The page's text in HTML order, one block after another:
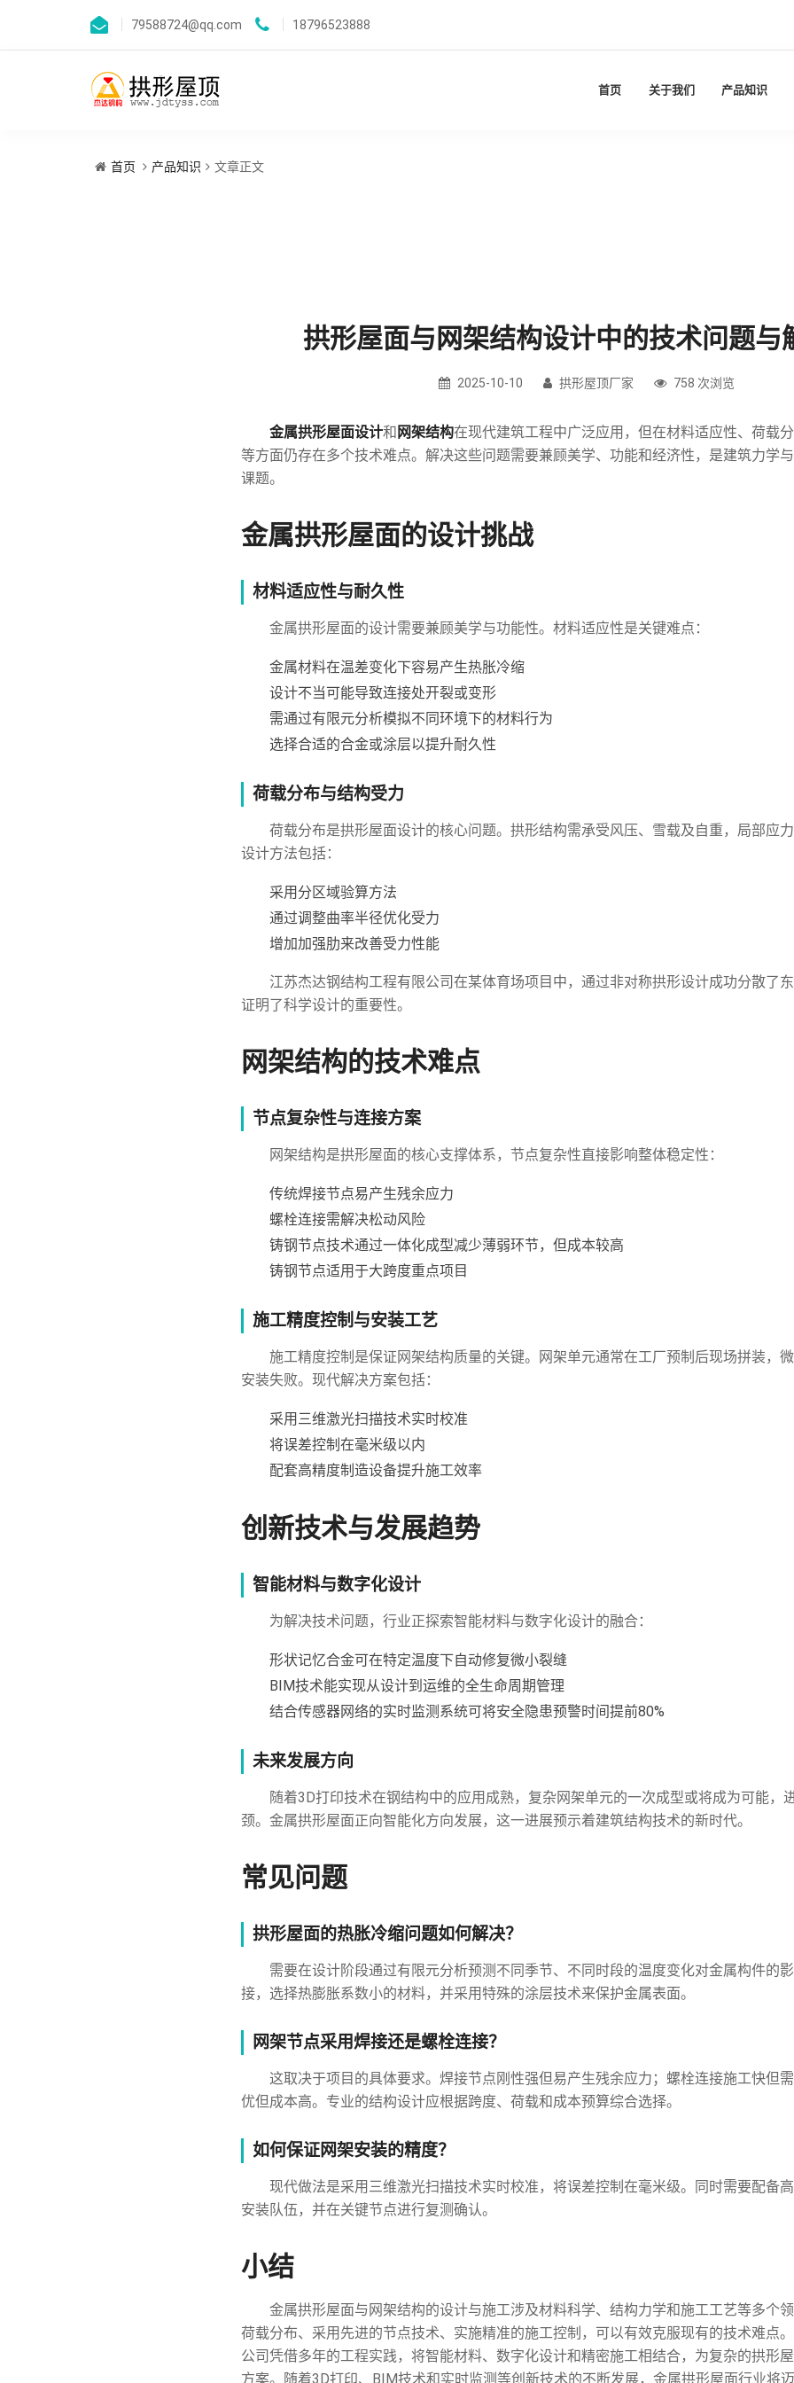
79588724@qq.com 18796523888
首页 关于我们 产品知识
首页 产品知识 文章正文
拱形屋面与网架结构设计中的技术问题与
2025-10-10 拱形屋顶厂家 758 次浏览
金属拱形屋面设计和 网架结构在现代建筑工程中广泛应用，但在材料适应性、荷载
等方面仍存在多个技术难点。解决这些问题需要兼顾美学、功能和经济性，是建筑力学
课题。
金属拱形屋面的设计挑战
材料适应性与耐久性
金属拱形屋面的设计需要兼顾美学与功能性。材料适应性是关键难点：
金属材料在温差变化下容易产生热胀冷缩
设计不当可能导致连接处开裂或变形
需通过有限元分析模拟不同环境下的材料行为
选择合适的合金或涂层以提升耐久性
荷载分布与结构受力
荷载分布是拱形屋面设计的核心问题。拱形结构需承受风压、雪载及自重，局部应力
设计方法包括：
采用分区域验算方法
通过调整曲率半径优化受力
增加加强肋来改善受力性能
江苏杰达钢结构工程有限公司在某体育场项目中，通过非对称拱形设计成功分散了
证明了科学设计的重要性。
网架结构的技术难点
节点复杂性与连接方案
网架结构是拱形屋面的核心支撑体系，节点复杂性直接影响整体稳定性：
传统焊接节点易产生残余应力
螺栓连接需解决松动风险
铸钢节点技术通过一体化成型减少薄弱环节，但成本较高
铸钢节点适用于大跨度重点项目
施工精度控制与安装工艺
施工精度控制是保证网架结构质量的关键。网架单元通常在工厂预制后现场拼装，
安装失败。现代解决方案包括：
采用三维激光扫描技术实时校准
将误差控制在毫米级以内
配套高精度制造设备提升施工效率
创新技术与发展趋势
智能材料与数字化设计
为解决技术问题，行业正探索智能材料与数字化设计的融合：
形状记忆合金可在特定温度下自动修复微小裂缝
BIM技术能实现从设计到运维的全生命周期管理
结合传感器网络的实时监测系统可将安全隐患预警时间提前80%
未来发展方向
随着3D打印技术在钢结构中的应用成熟，复杂网架单元的一次成型或将成为可能，
颈。金属拱形屋面正向智能化方向发展，这一进展预示着建筑结构技术的新时代。
常见问题
拱形屋面的热胀冷缩问题如何解决？
需要在设计阶段通过有限元分析预测不同季节、不同时段的温度变化对金属构件的
接，选择热膨胀系数小的材料，并采用特殊的涂层技术来保护金属表面。
网架节点采用焊接还是螺栓连接？
这取决于项目的具体要求。焊接节点刚性强但易产生残余应力；螺栓连接施工快但
优但成本高。专业的结构设计应根据跨度、荷载和成本预算综合选择。
如何保证网架安装的精度？
现代做法是采用三维激光扫描技术实时校准，将误差控制在毫米级。同时需要配备
安装队伍，并在关键节点进行复测确认。
小结
金属拱形屋面与网架结构的设计与施工涉及材料科学、结构力学和施工工艺等多个
荷载分布、采用先进的节点技术、实施精准的施工控制，可以有效克服现有的技术难点
公司凭借多年的工程实践，将智能材料、数字化设计和精密施工相结合，为复杂的拱形
方案。随着3D打印、BIM技术和实时监测等创新技术的不断发展，金属拱形屋面行业将